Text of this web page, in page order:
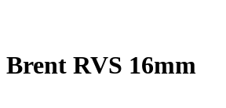
RVS 16mm